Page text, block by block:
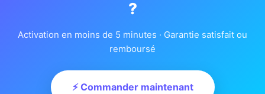
?
Activation en moins de 5 minutes · Garantie satisfait ou
remboursé
⚡ Commander maintenant